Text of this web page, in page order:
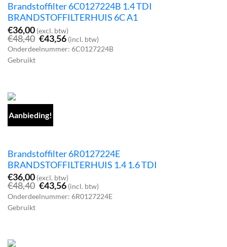
Brandstoffilter 6C0127224B 1.4 TDI
BRANDSTOFFILTERHUIS 6C A1
€36,00 (excl. btw)
€48,40 Oorspronkelijke
prijs
was:
€43,56Huidige
prijs
is:
(incl. btw)
Onderdeelnummer: 6C0127224B
Gebruikt
Aanbieding!
Brandstoffilter 6R0127224E
BRANDSTOFFILTERHUIS 1.4 1.6 TDI
€36,00 (excl. btw)
€48,40 Oorspronkelijke
prijs
was:
€43,56Huidige
prijs
is:
(incl. btw)
Onderdeelnummer: 6R0127224E
Gebruikt